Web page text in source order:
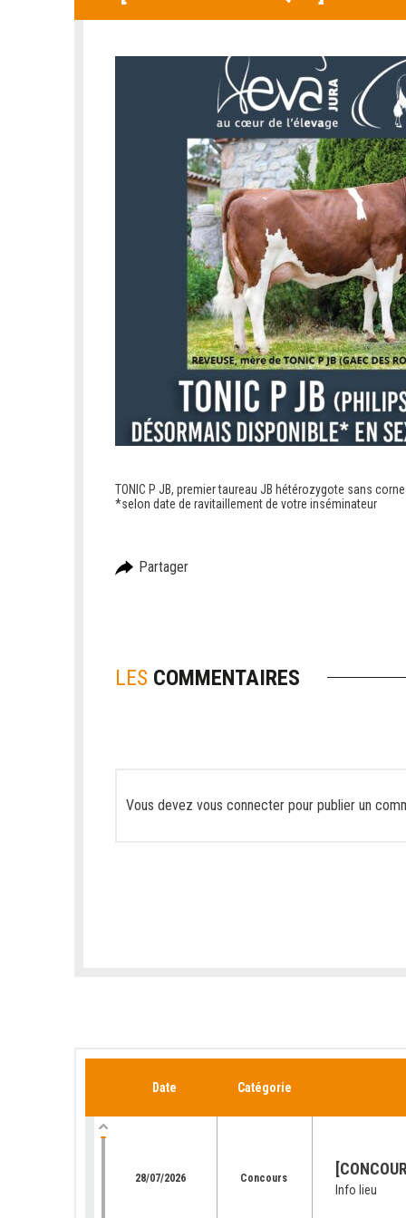
TONIC P JB, premier taureau JB hétérozygote sans
*selon date de ravitaillement de votre inséminateur
Partager
LES COMMENTAIRES
Vous devez vous connecter pour publier un
Date Catégorie
28/07/2026 Concours
Info lieu